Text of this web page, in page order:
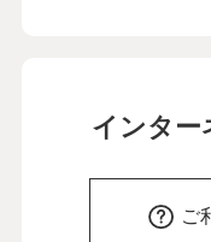
インター
ご